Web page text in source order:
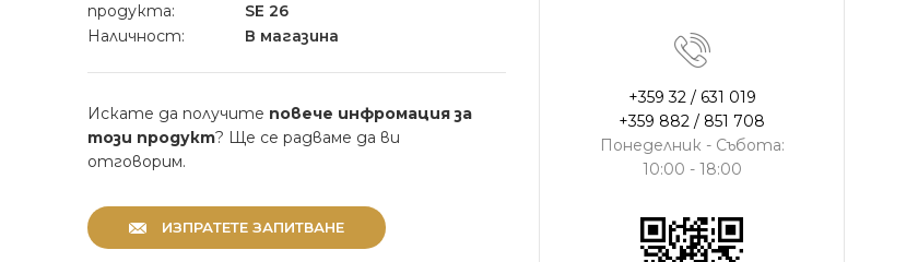
продукта:
SE 26
Наличност:
В магазина
Искате да получите повече инфромация за
този продукт? Ще се радваме да ви
отговорим.
ИЗПРАТЕТЕ ЗАПИТВАНЕ
+359 32 / 631 019
+359 882 / 851 708
Понеделник - Събота:
10:00 - 18:00